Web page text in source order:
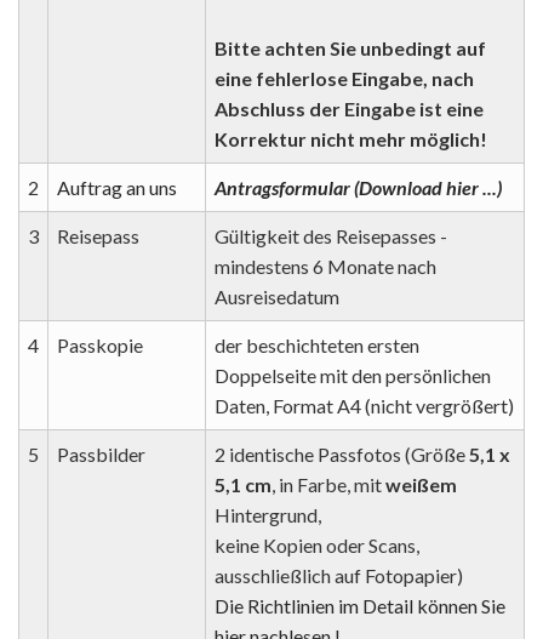
Bitte achten Sie unbedingt auf
eine fehlerlose Eingabe, nach
Abschluss der Eingabe ist eine
Korrektur nicht mehr möglich!
2 Auftrag an uns Antragsformular (Download hier ...)
3 Reisepass
Gültigkeit des Reisepasses -
mindestens 6 Monate nach
Ausreisedatum
4 Passkopie
der beschichteten ersten
Doppelseite mit den persönlichen
Daten, Format A4 (nicht vergrößert)
5 Passbilder 2 identische Passfotos (Größe5,1 x
5,1 cm, in Farbe, mitweißem
Hintergrund,
keine Kopien oder Scans,
ausschließlich auf Fotopapier)
Die Richtlinien im Detail können Sie